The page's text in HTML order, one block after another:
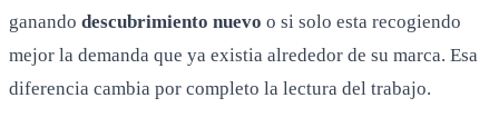
ganando descubrimiento nuevo o si solo esta recogiendo
mejor la demanda que ya existia alrededor de su marca. Esa
diferencia cambia por completo la lectura del trabajo.